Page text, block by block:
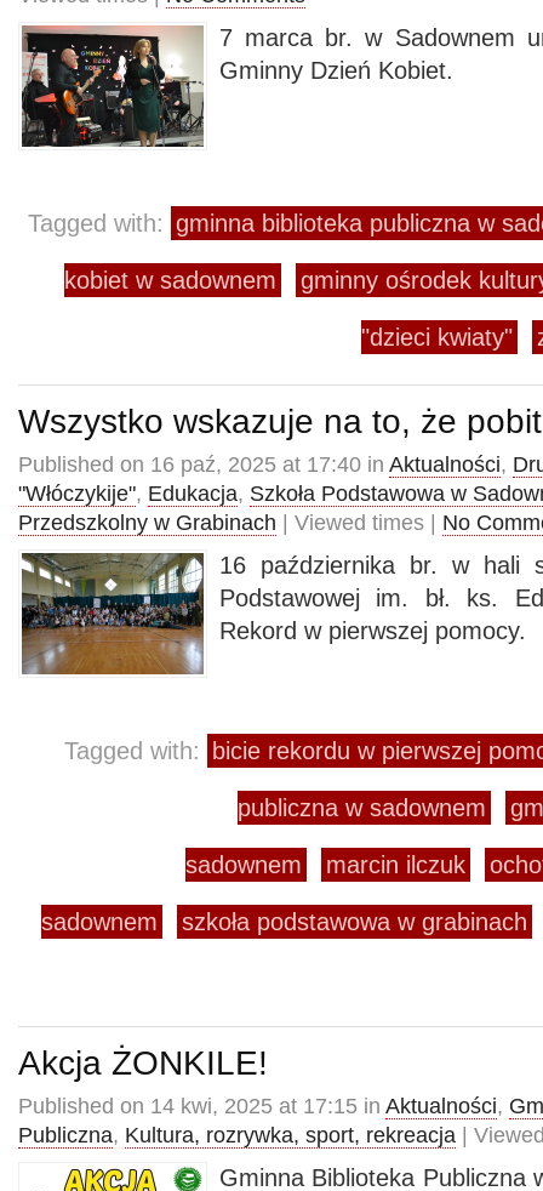
7 marca br. w Sadownem
Gminny Dzień Kobiet.
Tagged with: gminna biblioteka publiczna w
kobiet w sadownem gminny ośrodek
"dzieci kwiaty"
Wszystko wskazuje na to, że
Published on 16 paź, 2025 at 17:40 in Aktualności,
"Włóczykije", Edukacja, Szkoła Podstawowa w
Przedszkolny w Grabinach | Viewed times | No
16 października br. w hali
Podstawowej im. bł. ks.
Rekord w pierwszej pomocy.
Tagged with: bicie rekordu w pierwszej
publiczna w sadownem
sadownem marcin ilczuk
sadownem szkoła podstawowa w grabinach
Akcja ŻONKILE!
Published on 14 kwi, 2025 at 17:15 in Aktualności,
Publiczna, Kultura, rozrywka, sport, rekreacja |
Gminna Biblioteka Publiczna